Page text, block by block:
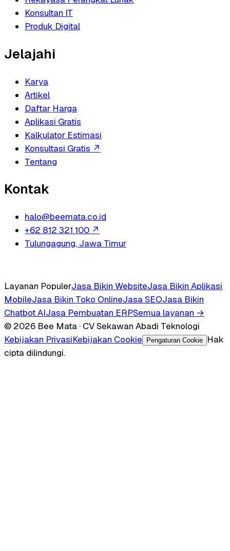
Konsultan IT
Produk Digital
Jelajahi
Karya
Artikel
Daftar Harga
Aplikasi Gratis
Kalkulator Estimasi
Konsultasi Gratis ↗
Tentang
Kontak
halo@beemata.co.id
+62 812 321 100 ↗
Tulungagung, Jawa Timur
Layanan PopulerJasa Bikin WebsiteJasa Bikin Aplikasi
MobileJasa Bikin Toko OnlineJasa SEOJasa Bikin
Chatbot AIJasa Pembuatan ERPSemua layanan →
© 2026 Bee Mata · CV Sekawan Abadi Teknologi
Kebijakan PrivasiKebijakan Cookie Pengaturan Cookie
Hak
cipta dilindungi.